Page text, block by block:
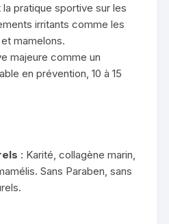
pratique sportive sur les
irritants comme les
mamelons.
majeure comme un
en prévention, 10 à 15
: Karité, collagène marin,
Sans Paraben, sans